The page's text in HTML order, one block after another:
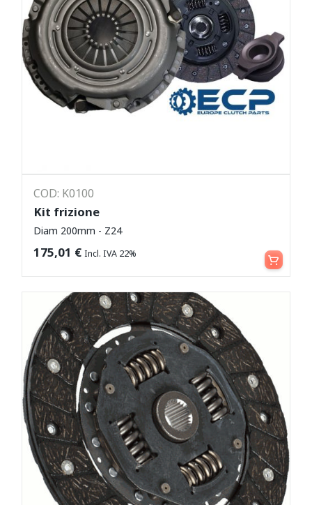
COD: K0100
Kit frizione
Diam 200mm - Z24
175,01 € Incl. IVA 22% Leggi tutto